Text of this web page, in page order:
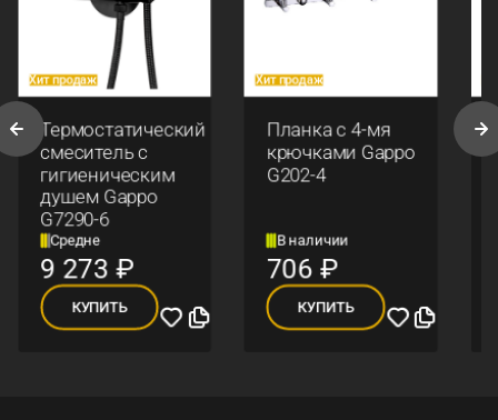
Хит продаж
Термостатический
смеситель с
гигиеническим
душем Gappo
G7290-6
Средне
9 273 ₽
КУПИТЬ
Хит продаж
Планка с 4-мя
крючками Gappo
G202-4
В наличии
706 ₽
КУПИТЬ